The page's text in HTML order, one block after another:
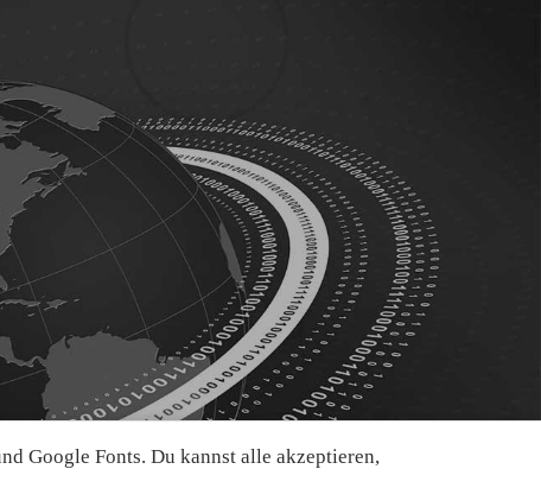
Google Fonts. Du kannst alle akzeptieren,